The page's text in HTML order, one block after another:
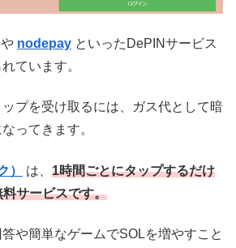
や nodepay といったDePINサービス
ています。
プを受け取るには、ガス代として暗
ってきます。
） は、 1時間ごとにタップするだけ
サービスです。
や簡単なゲームでSOLを増やすこと